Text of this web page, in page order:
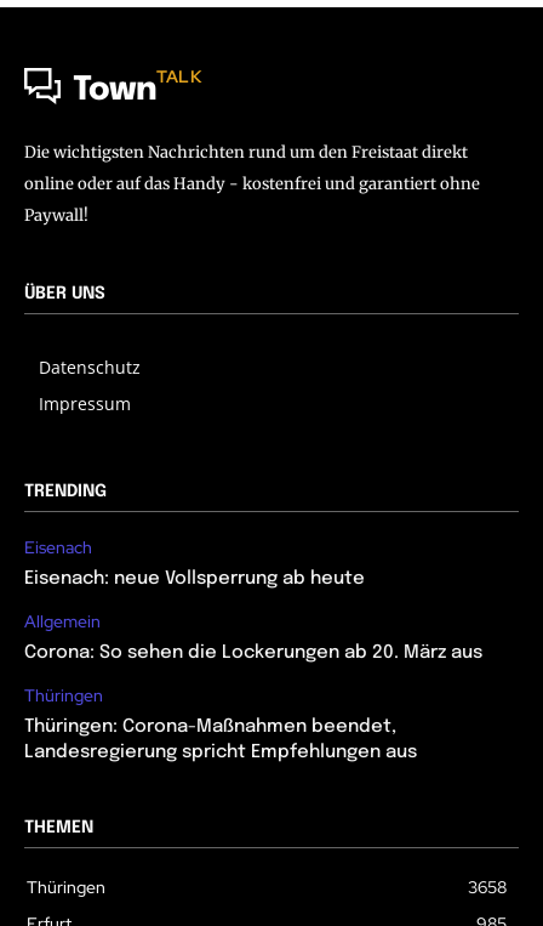
TownTALK
Die wichtigsten Nachrichten rund um den Freistaat direkt
online oder auf das Handy - kostenfrei und garantiert ohne
Paywall!
ÜBER UNS
Datenschutz
Impressum
TRENDING
Eisenach
Eisenach: neue Vollsperrung ab heute
Allgemein
Corona: So sehen die Lockerungen ab 20. März aus
Thüringen
Thüringen: Corona-Maßnahmen beendet,
Landesregierung spricht Empfehlungen aus
THEMEN
Thüringen
3658